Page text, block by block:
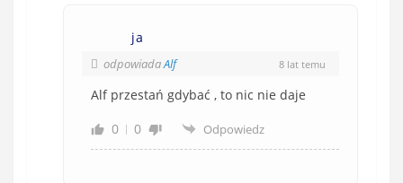
ja
odpowiadaAlf 8 lat temu
Alf przestań gdybać , to nic nie daje
0
0 Odpowiedz